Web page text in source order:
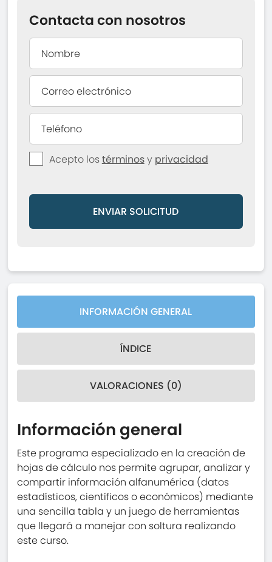
Contacta con nosotros
Acepto lostérminosy privacidad
ENVIAR SOLICITUD
INFORMACIÓN GENERAL
ÍNDICE
VALORACIONES (0)
Información general
Este programa especializado en la creación de
hojas de cálculo nos permite agrupar, analizar y
compartir información alfanumérica (datos
estadísticos, científicos o económicos) mediante
una sencilla tabla y un juego de herramientas
que llegará a manejar con soltura realizando
este curso.